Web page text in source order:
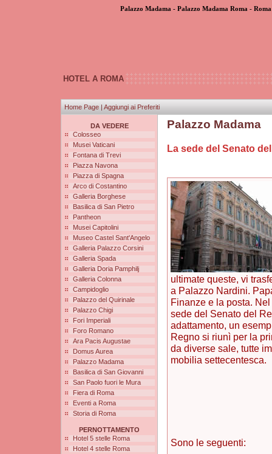
Palazzo Madama - Palazzo Madama Roma -
HOTEL A ROMA
Home Page | Aggiungi ai Preferiti
DA VEDERE
Colosseo
Musei Vaticani
Fontana di Trevi
Piazza Navona
Piazza di Spagna
Arco di Costantino
Galleria Borghese
Basilica di San Pietro
Pantheon
Musei Capitolini
Museo Castel Sant'Angelo
Galleria Palazzo Corsini
Galleria Spada
Galleria Doria Pamphilj
Galleria Colonna
Campidoglio
Palazzo del Quirinale
Palazzo Chigi
Fori Imperiali
Foro Romano
Ara Pacis Augustae
Domus Aurea
Palazzo Madama
Basilica di San Giovanni
San Paolo fuori le Mura
Fiera di Roma
Eventi a Roma
Storia di Roma
PERNOTTAMENTO
Hotel 5 stelle Roma
Hotel 4 stelle Roma
Palazzo Madama
La sede del Senato
ultimate queste, vi
a Palazzo Nardini.
Finanze e la posta.
sede del Senato del
adattamento, un
Regno si riunì per la
da diverse sale, tutte
mobilia settecentesca.
Sono le seguenti: